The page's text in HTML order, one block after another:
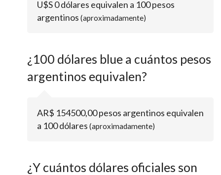
U$S 0 dólares equivalen a 100 pesos
argentinos (aproximadamente)
¿100 dólares blue a cuántos pesos
argentinos equivalen?
AR$ 154500,00 pesos argentinos equivalen
a 100 dólares (aproximadamente)
¿Y cuántos dólares oficiales son